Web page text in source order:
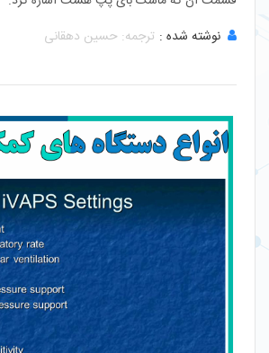
نوشته شده : ترجمه: حسین دهقانی